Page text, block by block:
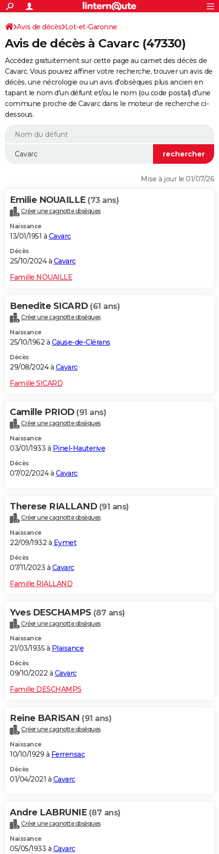
ACTUALITÉS
Politique
Société
Faits Divers
Education
Monde
Villes
+
SPORT
Coupe du monde 2026
Football
Tennis
Cyclisme
Rugby
Forum
Programme TV
TNT
Streaming
Cinéma
Sorties cinéma
Musique
+
FINANCE
Retraite
Epargne
Immobilier
Risques naturels par ville
Assurance
AUTO
Essais
Réserver un essai
Citadines
Berlines
SUV
Forum auto
+
HIGH-TECH
BRICOLAGE
WEEK-END
Alimentation
Guide de la santé
Maladies
Médicaments
Sommeil
VOYAGE
Destinations
City break
Voyage nature
Voyage de noces
Forum
Climat
+PHOTO
GUIDES D'ACHAT
Carte de Noël
Carte Bonne année
Carte Saint-Valentin
Carte Pâques
Carte d'anniversaire
DICTIONNAIRE
Dictionnaire
Biographies
Citations
Expressions
Proverbes
PROGRAMME TV
S'inscrire
Se connecter
Lycées
Collèges
Primaires
Universités
Entreprises
Service militaire
Avis de recherche
AVIS DE DÉCÈS
FORUM
Bricolage
Television
Connexion
Avis de décès Lot-et-Garonne
Avis de décès à Cavarc (47330)
Accédez gratuitement sur cette page au carnet des décès de
Cavarc. Vous pouvez affiner votre recherche, trouver un avis de
décès, une nécrologie ou un avis d'obsèques plus ancien en
tapant le nom d'un défunt et/ou le nom (ou code postal) d'une
commune proche de Cavarc dans le moteur de recherche ci-
dessous.
Mise à jour le 01/07/26
Emilie NOUAILLE (73 ans)
Créer une cagnotte obsèques
Naissance
13/01/1951 à Cavarc
Décès
25/10/2024 à Cavarc
Famille NOUAILLE
Benedite SICARD (61 ans)
Créer une cagnotte obsèques
Naissance
25/10/1962 à Cause-de-Clérans
Décès
29/08/2024 à Cavarc
Famille SICARD
Camille PRIOD (91 ans)
Créer une cagnotte obsèques
Naissance
03/01/1933 à Pinel-Hauterive
Décès
07/02/2024 à Cavarc
Therese RIALLAND (91 ans)
Créer une cagnotte obsèques
Naissance
22/09/1932 à Eymet
Décès
07/11/2023 à Cavarc
Famille RIALLAND
Yves DESCHAMPS (87 ans)
Créer une cagnotte obsèques
Naissance
21/03/1935 à Plaisance
Décès
09/10/2022 à Cavarc
Famille DESCHAMPS
Reine BARISAN (91 ans)
Créer une cagnotte obsèques
Naissance
10/10/1929 à Ferrensac
Décès
01/04/2021 à Cavarc
Andre LABRUNIE (87 ans)
Créer une cagnotte obsèques
Naissance
05/05/1933 à Cavarc